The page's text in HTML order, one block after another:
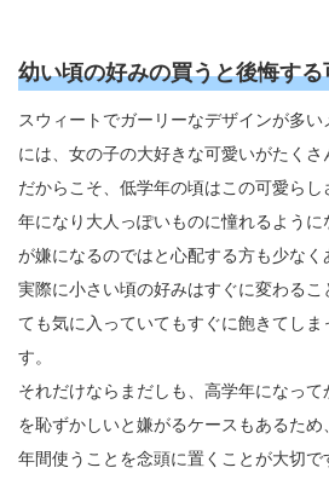
幼い頃の好みの買うと後悔す
スウィートでガーリーなデザインが多
には、女の子の大好きな可愛いがたくさ
だからこそ、低学年の頃はこの可愛ら
年になり大人っぽいものに憧れるよう
が嫌になるのではと心配する方も少なく
実際に小さい頃の好みはすぐに変わるこ
ても気に入っていてもすぐに飽きてしま
す。
それだけならまだしも、高学年になっ
を恥ずかしいと嫌がるケースもあるた
年間使うことを念頭に置くことが大切で